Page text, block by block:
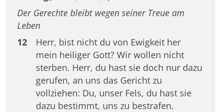
Der Gerechte bleibt wegen seiner Treue am
Leben
12
Herr, bist nicht du von Ewigkeit her
mein heiliger Gott? Wir wollen nicht
sterben. Herr, du hast sie doch nur dazu
gerufen, an uns das Gericht zu
vollziehen: Du, unser Fels, du hast sie
dazu bestimmt, uns zu bestrafen.